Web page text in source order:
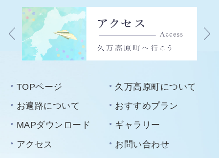
TOPページ
久万高原町について
お遍路について
おすすめプラン
MAPダウンロード
ギャラリー
アクセス
お問い合わせ